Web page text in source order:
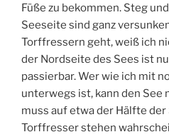
Füße zu bekommen. Steg
Seeseite sind ganz
Torffressern geht, weiß ich
der Nordseite des Sees ist
passierbar. Wer wie ich mit
unterwegs ist, kann den See
muss auf etwa der Hälfte
Torffresser stehen